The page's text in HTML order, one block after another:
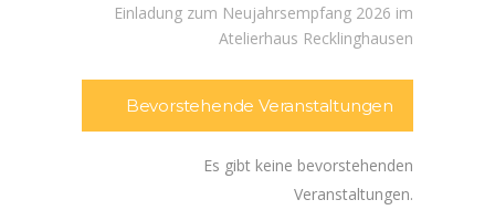
Einladung zum Neujahrsempfang 2026 im
Atelierhaus Recklinghausen
Bevorstehende Veranstaltungen
Es gibt keine bevorstehenden
Veranstaltungen.